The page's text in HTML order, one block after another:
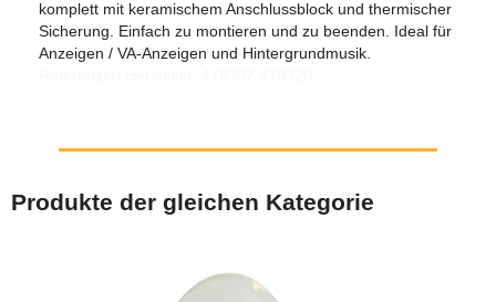
komplett mit keramischem Anschlussblock und thermischer
Sicherung. Einfach zu montieren und zu beenden. Ideal für
Anzeigen / VA-Anzeigen und Hintergrundmusik.
Produkte der gleichen Kategorie